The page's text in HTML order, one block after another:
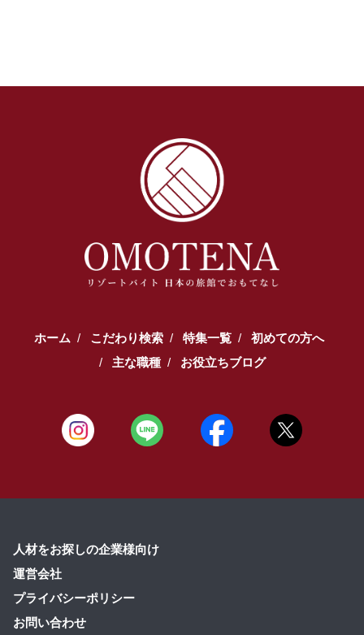
ホーム こだわり検索 特集一覧
初めての方へ
主な職種
お役立ちブログ
人材をお探しの企業様向け
運営会社
プライバシーポリシー
お問い合わせ